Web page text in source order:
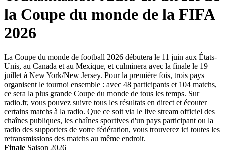
la Coupe du monde de la FIFA
2026
La Coupe du monde de football 2026 débutera le 11 juin aux États-
Unis, au Canada et au Mexique, et culminera avec la finale le 19
juillet à New York/New Jersey. Pour la première fois, trois pays
organisent le tournoi ensemble : avec 48 participants et 104 matchs,
ce sera la plus grande Coupe du monde de tous les temps. Sur
radio.fr, vous pouvez suivre tous les résultats en direct et écouter
certains matchs à la radio. Que ce soit via le live stream officiel des
chaînes publiques, les chaînes sportives d'un pays participant ou la
radio des supporters de votre fédération, vous trouverez ici toutes les
retransmissions des matchs au même endroit.
Finale Saison 2026